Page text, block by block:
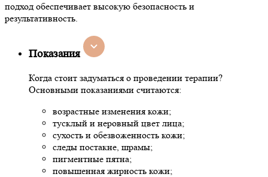
подход обеспечивает высокую безопасность и
результативность.
Показания
Когда стоит задуматься о проведении терапии?
Основными показаниями считаются:
возрастные изменения кожи;
тусклый и неровный цвет лица;
сухость и обезвоженность кожи;
следы постакне, шрамы;
пигментные пятна;
повышенная жирность кожи;